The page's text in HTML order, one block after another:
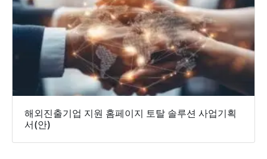
해외진출기업 지원 홈페이지 토탈 솔루션 사업기획
서(안)